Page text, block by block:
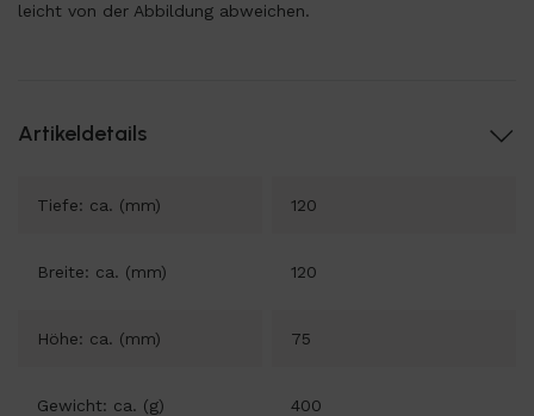
leicht von der Abbildung abweichen.
Artikeldetails
Tiefe: ca. (mm) 120
Breite: ca. (mm) 120
Höhe: ca. (mm) 75
Gewicht: ca. (g) 400